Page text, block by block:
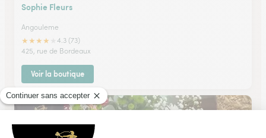
Sophie Fleurs
Angouleme
★★★★
4.3 (73)
425, rue de Bordeaux
Voir la boutique